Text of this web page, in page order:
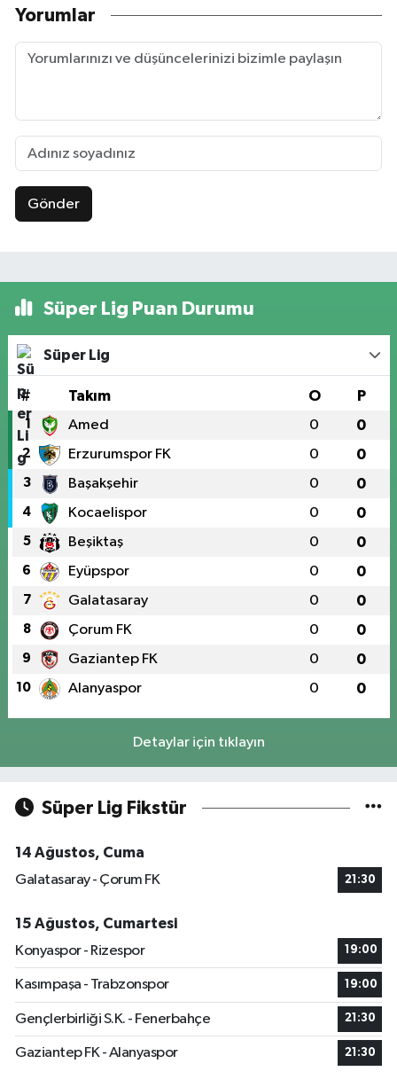
Yorumlar
Gönder
Süper Lig Puan Durumu
Süper Lig
# Takım O P
1 Amed 0 0
2 Erzurumspor FK 0 0
3 Başakşehir 0 0
4 Kocaelispor 0 0
5 Beşiktaş 0 0
6 Eyüpspor 0 0
7 Galatasaray 0 0
8 Çorum FK 0 0
9 Gaziantep FK 0 0
10 Alanyaspor 0 0
Detaylar için tıklayın
Süper Lig Fikstür
14 Ağustos, Cuma
Galatasaray - Çorum FK
21:30
15 Ağustos, Cumartesi
Konyaspor - Rizespor
19:00
Kasımpaşa - Trabzonspor 19:00
Gençlerbirliği S.K. - Fenerbahçe 21:30
Gaziantep FK - Alanyaspor 21:30